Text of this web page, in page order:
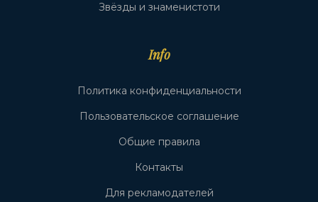
Звёзды и знаменистоти
Info
Политика конфиденциальности
Пользовательское соглашение
Общие правила
Контакты
Для рекламодателей